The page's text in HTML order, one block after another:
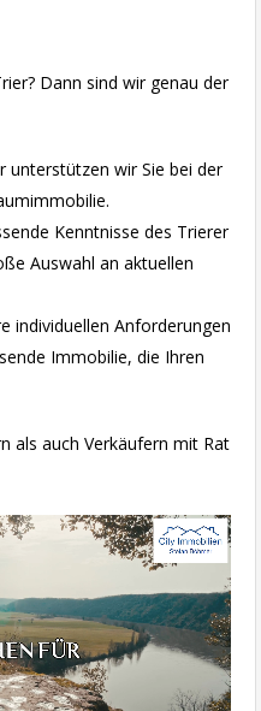
Dann sind wir genau der
unterstützen wir Sie bei der
Kenntnisse des Trierer
Auswahl an aktuellen
individuellen Anforderungen
Immobilie, die Ihren
als auch Verkäufern mit Rat